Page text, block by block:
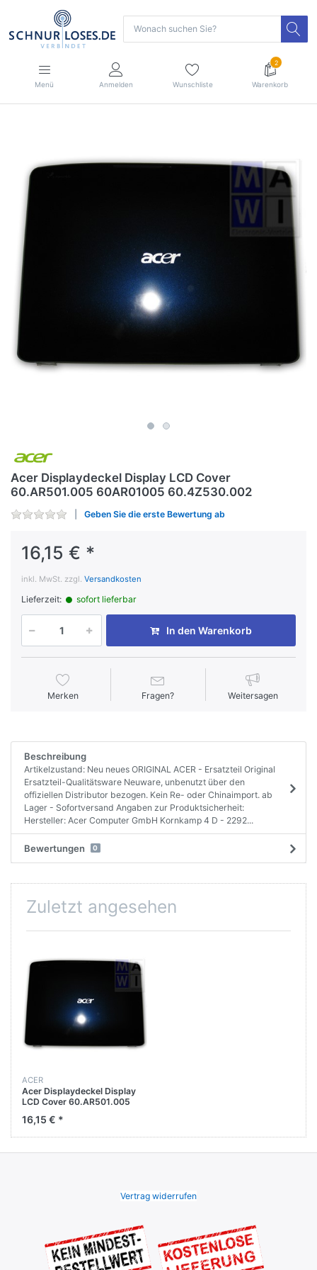
Menü Anmelden Wunschliste
2
Warenkorb
Acer Displaydeckel Display LCD Cover
60.AR501.005 60AR01005 60.4Z530.002
Geben Sie die erste Bewertung ab
16,15 € *
inkl. MwSt. zzgl. Versandkosten
Lieferzeit: sofort lieferbar
In den Warenkorb
Merken Fragen? Weitersagen
Beschreibung
Artikelzustand: Neu neues ORIGINAL ACER - Ersatzteil Original
Ersatzteil-Qualitätsware Neuware, unbenutzt über den
offiziellen Distributor bezogen. Kein Re- oder Chinaimport. ab
Lager - Sofortversand Angaben zur Produktsicherheit:
Hersteller: Acer Computer GmbH Kornkamp 4 D - 2292...
Bewertungen 0
Zuletzt angesehen
ACER
Acer Displaydeckel Display
LCD Cover 60.AR501.005
16,15 € *
Vertrag widerrufen